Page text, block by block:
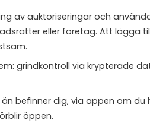
av auktoriseringar och
eller företag. Att lägga
grindkontroll via krypterade
befinner dig, via appen om
öppen.